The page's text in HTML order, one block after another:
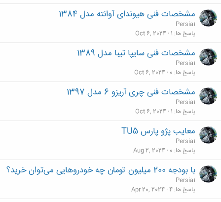
مشخصات فنی هیوندای آوانته مدل 1384
Persia1
پاسخ ها 1
Oct 6, 2024
مشخصات فنی سایپا تیبا مدل 1389
Persia1
پاسخ ها 0
Oct 6, 2024
مشخصات فنی چری آریزو 6 مدل 1397
Persia1
پاسخ ها 1
Oct 6, 2024
معایب پژو پارس TU5
Persia1
پاسخ ها 0
Aug 2, 2024
با بودجه 200 میلیون تومان چه خودروهایی می‌توان خرید؟
Persia1
پاسخ ها 4
Apr 20, 2024